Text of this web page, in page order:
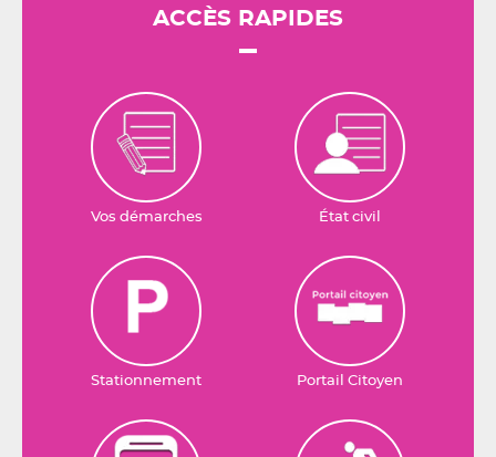
ACCÈS RAPIDES
Vos démarches État civil
Stationnement Portail Citoyen